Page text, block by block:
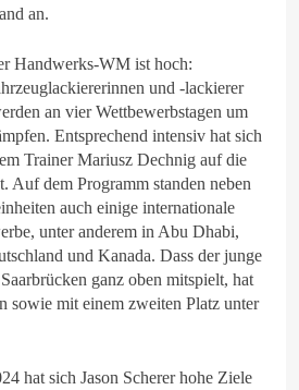
an.
Handwerks-WM ist hoch:
und -lackierer
an vier Wettbewerbstagen um
Entsprechend intensiv hat sich
Trainer Mariusz Dechnig auf die
Auf dem Programm standen neben
auch einige internationale
unter anderem in Abu Dhabi,
und Kanada. Dass der junge
ganz oben mitspielt, hat
sowie mit einem zweiten Platz unter
hat sich Jason Scherer hohe Ziele